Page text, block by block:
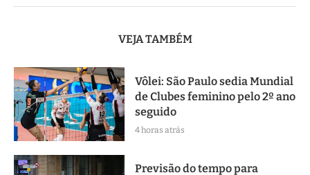
VEJA TAMBÉM
Vôlei: São Paulo sedia Mundial
de Clubes feminino pelo 2º ano
seguido
4 horas atrás
Previsão do tempo para